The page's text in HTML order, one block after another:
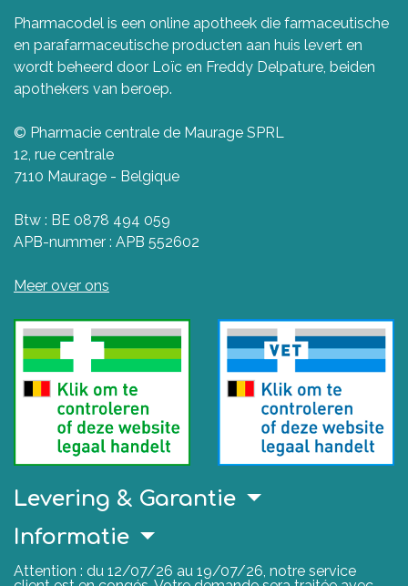
Pharmacodel is een online apotheek die farmaceutische
en parafarmaceutische producten aan huis levert en
wordt beheerd door Loïc en Freddy Delpature, beiden
apothekers van beroep.
© Pharmacie centrale de Maurage SPRL
12, rue centrale
7110 Maurage - Belgique
Btw : BE 0878 494 059
APB-nummer : APB 552602
Meer over ons
Levering & Garantie
Informatie
Attention : du 12/07/26 au 19/07/26, notre service